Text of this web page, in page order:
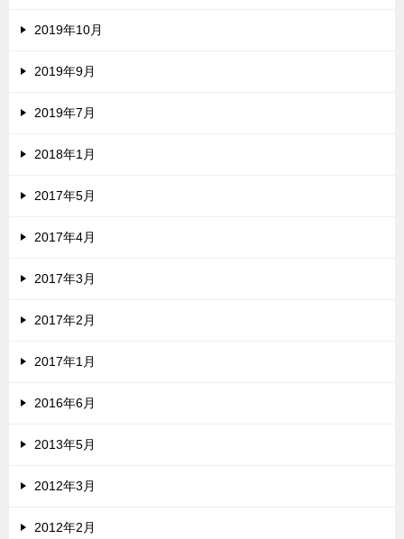
2019年10月
2019年9月
2019年7月
2018年1月
2017年5月
2017年4月
2017年3月
2017年2月
2017年1月
2016年6月
2013年5月
2012年3月
2012年2月